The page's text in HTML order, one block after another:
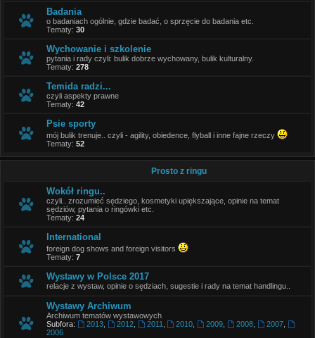
Badania
o badaniach ogólnie, gdzie badać, o sprzęcie do badania etc.
Tematy: 30
Wychowanie i szkolenie
pytania i rady czyli: bulik dobrze wychowany, bulik kulturalny.
Tematy: 278
Temida radzi...
czyli aspekty prawne
Tematy: 42
Psie sporty
mój bulik trenuje.. czyli - agility, obiedence, flyball i inne fajne rzeczy
Tematy: 52
Prosto z ringu
Wokół ringu..
czyli.. zrozumieć sędziego, kosmetyki upiększające, opinie na temat
sędziów, pytania o ringówki etc.
Tematy: 24
International
foreign dog shows and foreign visitors
Tematy: 7
Wystawy w Polsce 2017
relacje z wystaw, opinie o sędziach, sugestie i rady na temat handlingu..
Wystawy Archiwum
Archiwum tematów wystawowych
Subfora:
2013, 2012, 2011 2010 2009 2008 2007,
2006